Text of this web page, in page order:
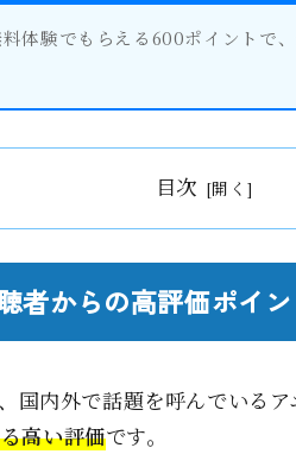
体験でもらえる600ポイントで、
目次
者からの高評価ポイン
国内外で話題を呼んでいる
高い評価です。